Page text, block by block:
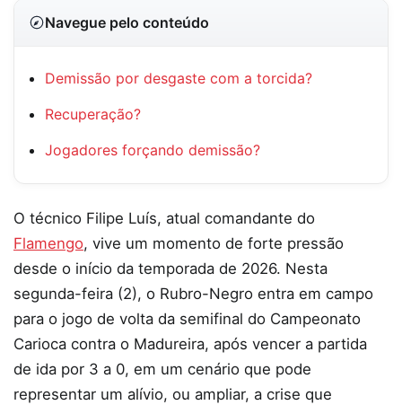
Navegue pelo conteúdo
Demissão por desgaste com a torcida?
Recuperação?
Jogadores forçando demissão?
O técnico Filipe Luís, atual comandante do
Flamengo, vive um momento de forte pressão
desde o início da temporada de 2026. Nesta
segunda-feira (2), o Rubro-Negro entra em campo
para o jogo de volta da semifinal do Campeonato
Carioca contra o Madureira, após vencer a partida
de ida por 3 a 0, em um cenário que pode
representar um alívio, ou ampliar, a crise que